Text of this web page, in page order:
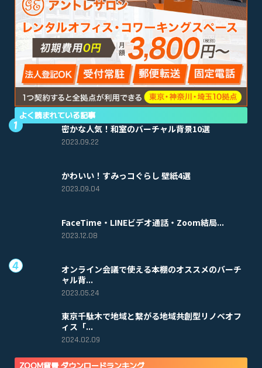
よく読まれている記事
密かな人気！和室のバーチャル背景10選
2023.09.22
かわいい！すみっコぐらし 壁紙4選
2023.09.04
FaceTime・LINEビデオ通話・Zoom結局...
2023.12.08
オンライン会議で使える本棚のオススメのバーチ
ャル背...
2023.05.24
東京千駄木で地域と繋がる地域共創型リノベオフ
ィス「...
2024.02.09
ZOOM背景 ダウンロードランキング